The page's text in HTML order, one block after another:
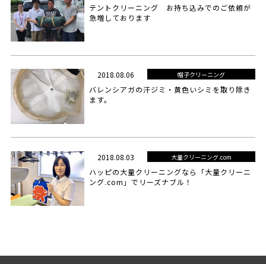
テントクリーニング お持ち込みでのご依頼が
急増しております
2018.08.06 帽子クリーニング
バレンシアガの汗ジミ・黄色いシミを取り除き
ます。
2018.08.03 大量クリーニング.com
ハッピの大量クリーニングなら「大量クリーニ
ング.com」でリーズナブル！